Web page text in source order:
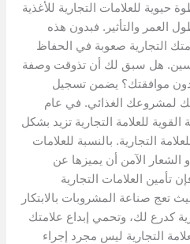
حيوية للعلامات التجارية للأغذية
العمر والتأثير. فبدون هذه
التجارية صعوبة في الحفاظ
هل سبق لك أن تذوقت وصفة
دون موافقتك؟ يضمن تسجيل
لمشروعك الغذائي. في عام
القوية للعلامة التجارية تزيد بشكل
التجارية. بالنسبة للعلامات
الشعار الآمن أن يميزها عن
تأمين العلامات التجارية
تعج صناعة المشروبات بالابتكار
كدرع لك، وتحمي إبداع علامتك
التجارية ليس مجرد إجراء